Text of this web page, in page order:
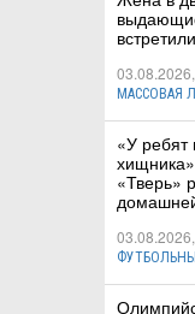
МАССОВАЯ
«У ребят
«Тверь»